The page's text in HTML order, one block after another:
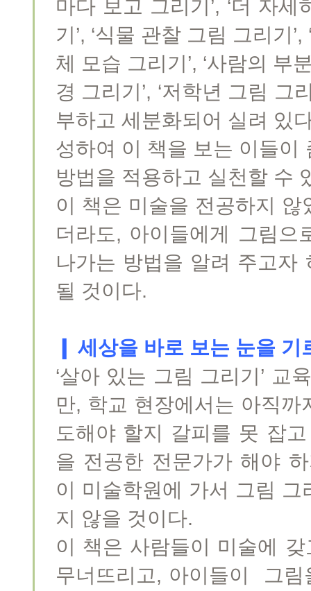
마다 보고 그리기’, ‘더 자
기’, ‘식물 관찰 그림 그리기
체 모습 그리기’, ‘사람의 부
경 그리기’, ‘저학년 그림 그
부하고 세분화되어 실려 있
성하여 이 책을 보는 이들이
방법을 적용하고 실천할 수
이 책은 미술을 전공하지
더라도, 아이들에게 그림
나가는 방법을 알려 주고자
될 것이다.
❙ 세상을 바로 보는 눈을
‘살아 있는 그림 그리기’ 교
만, 학교 현장에서는 아직
도해야 할지 갈피를 못 잡
을 전공한 전문가가 해야
이 미술학원에 가서 그림
지 않을 것이다.
이 책은 사람들이 미술에
무너뜨리고, 아이들이 그